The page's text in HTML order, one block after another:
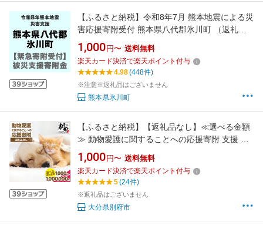
【ふるさと納税】令和8年7月 熊本地震による災
害応援寄附受付 熊本県八代郡氷川町 （返礼品
はありません） 直接支援 直接寄付/直接寄附 災
害支援 自治体公式 公式受付 被災地 被災者 災害
自然災害 地震 復興 復旧 緊急 緊急受付
1,000 円〜 送料無料
楽天カード決済で楽天ポイント付与
4.98(448件)
※注意※返礼品はございません
熊本県氷川町
【ふるさと納税】【返礼品なし】≪選べる金額
≫ 動物愛護に関することへの応援寄附 支援 助
成 動物 地域猫 猫 ねこ 犬 いぬ 野良猫 野良犬
野犬 去勢手術 保護 環境づくり 動物愛護 ボラン
ティア 手助け 環境改善 さくら耳カット 命を守
る 大分県 別府市
1,000 円〜 送料無料
楽天カード決済で楽天ポイント付与
5(24件)
※返礼品はございません
大分県別府市